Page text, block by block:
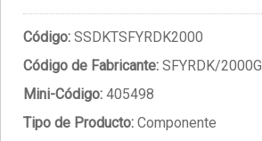
Código: SSDKTSFYRDK2000
Código de Fabricante: SFYRDK/2000G
Mini-Código: 405498
Tipo de Producto: Componente